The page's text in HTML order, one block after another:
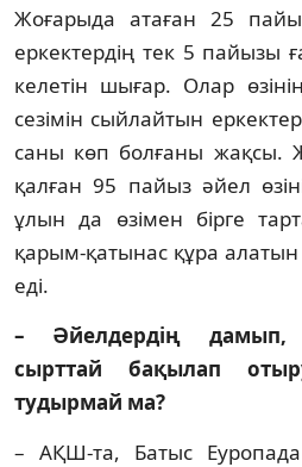
Жоғарыда атаған 25
еркектердің тек 5 пайызы
келетін шы­ғар. Олар
сезімін сый­лайтын
саны көп болғаны жақсы.
қалған 95 пайыз әйел
ұлын да өзімен бірге
қарым-қатынас құра
еді.
– Әйелдердің дамып,
сырттай бақылап
тудырмай ма?
– АҚШ-та, Батыс